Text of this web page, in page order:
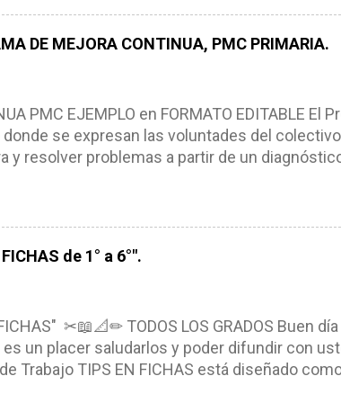
realizar ajustes para mejorar los
comunidad educativa. Compañeros
DE MEJORA CONTINUA, PMC PRIMARIA.
PMC EJEMPLO en FORMATO EDITABLE El
se expresan las voluntades del
y resolver problemas a partir de un
un diagnóstico amplio de las condiciones
priorizada y en tiempos establecidos.
*Basarse en un diagnóstico escolar
en una política de participación y
de 1° a 6°".
✂📖📐✏ TODOS LOS GRADOS Buen
un placer saludarlos y poder difundir con
Trabajo TIPS EN FICHAS está diseñado